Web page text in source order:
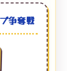
争奪戦